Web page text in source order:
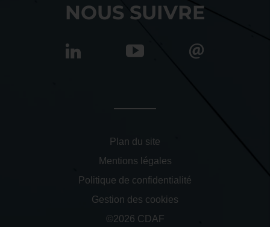
NOUS SUIVRE
Plan du site
Mentions légales
Politique de confidentialité
Gestion des cookies
©2026 CDAF